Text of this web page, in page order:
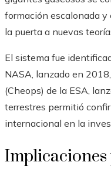
formación escalonada
la puerta a nuevas
El sistema fue
NASA, lanzado en
(Cheops) de la ESA,
terrestres permitió
internacional en la